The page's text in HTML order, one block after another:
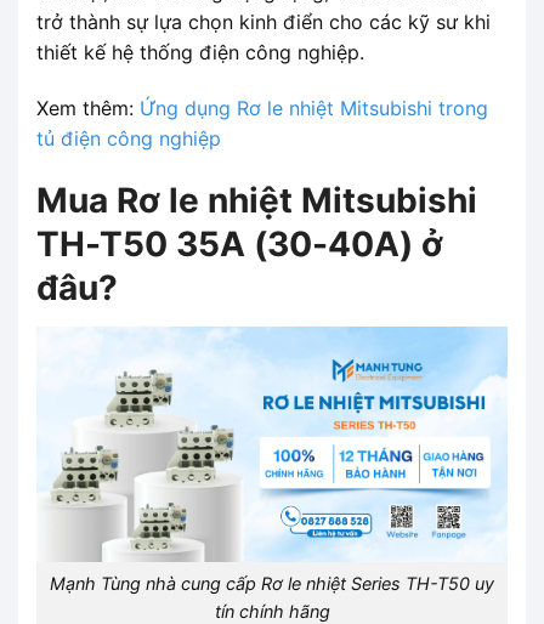
trở thành sự lựa chọn kinh điển cho các kỹ sư khi
thiết kế hệ thống điện công nghiệp.
Xem thêm: Ứng dụng Rơ le nhiệt Mitsubishi trong
tủ điện công nghiệp
Mua Rơ le nhiệt Mitsubishi
TH-T50 35A (30-40A) ở
đâu?
Mạnh Tùng nhà cung cấp Rơ le nhiệt Series TH-T50 uy
tín chính hãng